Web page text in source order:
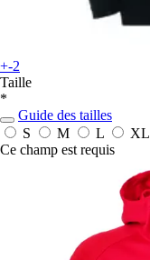
+-2
Taille
*
Guide des tailles
S
M L XL
Ce champ est requis